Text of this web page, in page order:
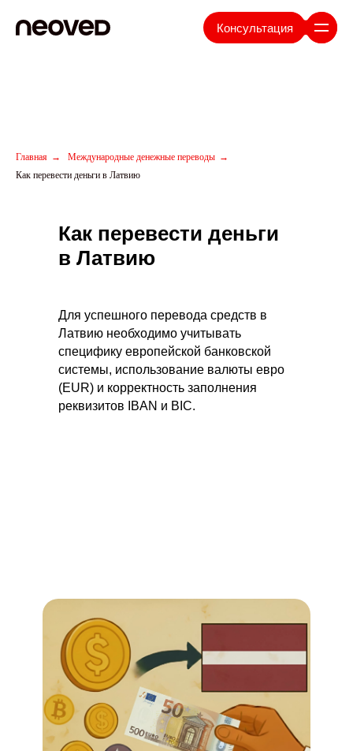
Консультация
Главная → Международные денежные переводы →
Как перевести деньги в Латвию
Как перевести деньги
в Латвию
Для успешного перевода средств в
Латвию необходимо учитывать
специфику европейской банковской
системы, использование валюты евро
(EUR) и корректность заполнения
реквизитов IBAN и BIC.